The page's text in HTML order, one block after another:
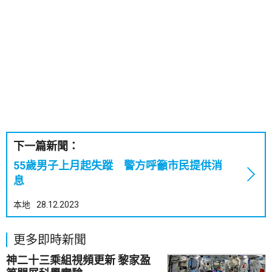
下一篇新聞：
55歲男子上月起失蹤 警方呼籲市民提供消
息
本地 28.12.2023
更多即時新聞
神二十三乘組視頻更新 黎家盈